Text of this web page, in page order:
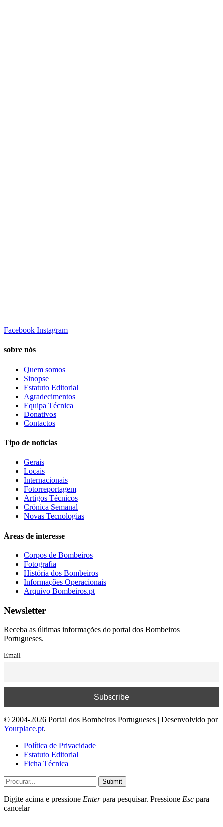
Facebook Instagram
sobre nós
Quem somos
Sinopse
Estatuto Editorial
Agradecimentos
Equipa Técnica
Donativos
Contactos
Tipo de notícias
Gerais
Locais
Internacionais
Fotorreportagem
Artigos Técnicos
Crónica Semanal
Novas Tecnologias
Áreas de interesse
Corpos de Bombeiros
Fotografia
História dos Bombeiros
Informações Operacionais
Arquivo Bombeiros.pt
Newsletter
Receba as últimas informações do portal dos Bombeiros
Portugueses.
Email
© 2004-2026 Portal dos Bombeiros Portugueses | Desenvolvido por
Yourplace.pt.
Política de Privacidade
Estatuto Editorial
Ficha Técnica
Submit
Digite acima e pressione Enterpara pesquisar. Pressione Esc para
cancelar